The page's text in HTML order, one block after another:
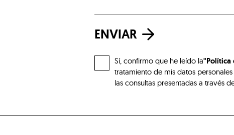
ENVIAR
Sí, confirmo que he leído la"Política
tratamiento de mis datos
las consultas presentadas a través